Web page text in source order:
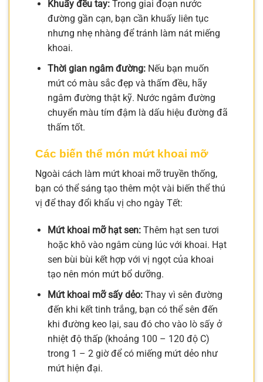
Khuấy đều tay:Trong giai đoạn nước
đường gần cạn, bạn cần khuấy liên tục
nhưng nhẹ nhàng để tránh làm nát miếng
khoai.
Thời gian ngâm đường:Nếu bạn muốn
mứt có màu sắc đẹp và thấm đều, hãy
ngâm đường thật kỹ. Nước ngâm đường
chuyển màu tím đậm là dấu hiệu đường đã
thấm tốt.
Các biến thể món mứt khoai mỡ
Ngoài cách làm mứt khoai mỡ truyền thống,
bạn có thể sáng tạo thêm một vài biến thể thú
vị để thay đổi khẩu vị cho ngày Tết:
Mứt khoai mỡ hạt sen:Thêm hạt sen tươi
hoặc khô vào ngâm cùng lúc với khoai. Hạt
sen bùi bùi kết hợp với vị ngọt của khoai
tạo nên món mứt bổ dưỡng.
Mứt khoai mỡ sấy dẻo:Thay vì sên đường
đến khi kết tinh trắng, bạn có thể sên đến
khi đường keo lại, sau đó cho vào lò sấy ở
nhiệt độ thấp (khoảng 100 – 120 độ C)
trong 1 – 2 giờ để có miếng mứt dẻo như
mứt hiện đại.